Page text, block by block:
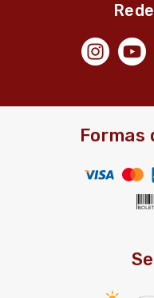
Formas